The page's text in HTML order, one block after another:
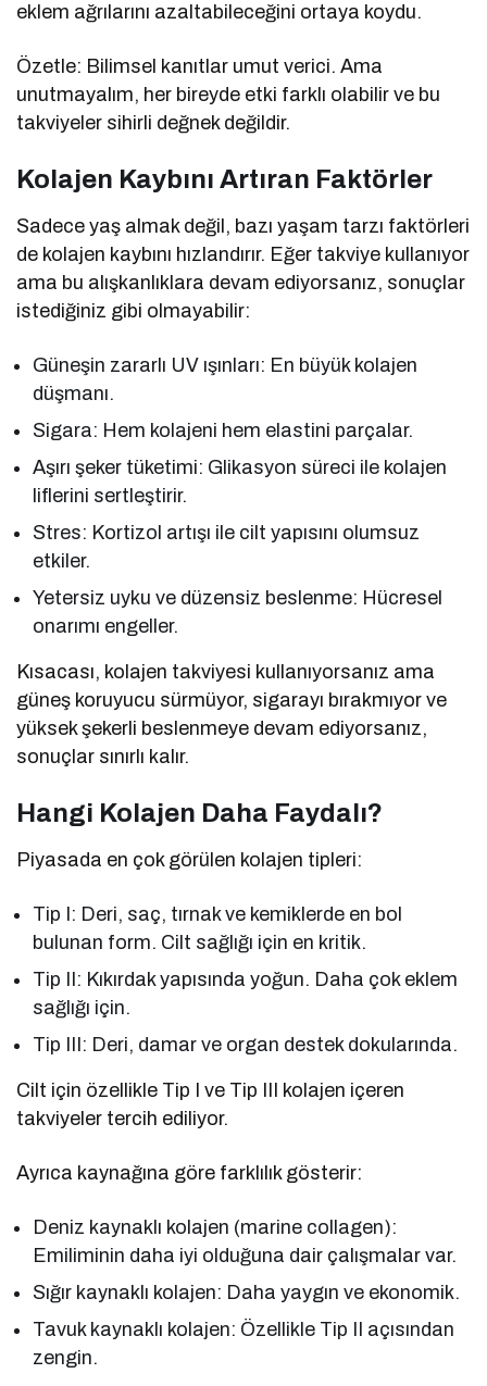
eklem ağrılarını azaltabileceğini ortaya koydu.
Özetle: Bilimsel kanıtlar umut verici. Ama
unutmayalım, her bireyde etki farklı olabilir ve bu
takviyeler sihirli değnek değildir.
Kolajen Kaybını Artıran Faktörler
Sadece yaş almak değil, bazı yaşam tarzı faktörleri
de kolajen kaybını hızlandırır. Eğer takviye kullanıyor
ama bu alışkanlıklara devam ediyorsanız, sonuçlar
istediğiniz gibi olmayabilir:
Güneşin zararlı UV ışınları: En büyük kolajen
düşmanı.
Sigara: Hem kolajeni hem elastini parçalar.
Aşırı şeker tüketimi: Glikasyon süreci ile kolajen
liflerini sertleştirir.
Stres: Kortizol artışı ile cilt yapısını olumsuz
etkiler.
Yetersiz uyku ve düzensiz beslenme: Hücresel
onarımı engeller.
Kısacası, kolajen takviyesi kullanıyorsanız ama
güneş koruyucu sürmüyor, sigarayı bırakmıyor ve
yüksek şekerli beslenmeye devam ediyorsanız,
sonuçlar sınırlı kalır.
Hangi Kolajen Daha Faydalı?
Piyasada en çok görülen kolajen tipleri:
Tip I: Deri, saç, tırnak ve kemiklerde en bol
bulunan form. Cilt sağlığı için en kritik.
Tip II: Kıkırdak yapısında yoğun. Daha çok eklem
sağlığı için.
Tip III: Deri, damar ve organ destek dokularında.
Cilt için özellikle Tip I ve Tip III kolajen içeren
takviyeler tercih ediliyor.
Ayrıca kaynağına göre farklılık gösterir:
Deniz kaynaklı kolajen (marine collagen):
Emiliminin daha iyi olduğuna dair çalışmalar var.
Sığır kaynaklı kolajen: Daha yaygın ve ekonomik.
Tavuk kaynaklı kolajen: Özellikle Tip II açısından
zengin.